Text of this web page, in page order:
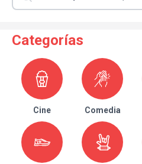
Categorías
Cine Comedia